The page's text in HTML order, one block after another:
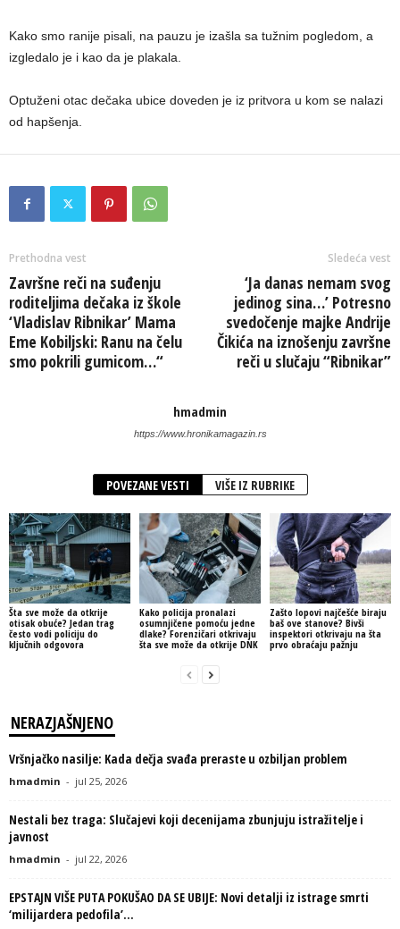
Kako smo ranije pisali, na pauzu je izašla sa tužnim pogledom, a
izgledalo je i kao da je plakala.
Optuženi otac dečaka ubice doveden je iz pritvora u kom se nalazi
od hapšenja.
Prethodna vest
Završne reči na suđenju
roditeljima dečaka iz škole
‘Vladislav Ribnikar’ Mama
Eme Kobiljski: Ranu na čelu
smo pokrili gumicom…“
Sledeća vest
‘Ja danas nemam svog
jedinog sina…’ Potresno
svedočenje majke Andrije
Čikića na iznošenju završne
reči u slučaju “Ribnikar”
hmadmin
https://www.hronikamagazin.rs
POVEZANE VESTI VIŠE IZ RUBRIKE
Šta sve može da otkrije
otisak obuće? Jedan trag
često vodi policiju do
ključnih odgovora
Kako policija pronalazi
osumnjičene pomoću jedne
dlake? Forenzičari otkrivaju
šta sve može da otkrije DNK
Zašto lopovi najčešće biraju
baš ove stanove? Bivši
inspektori otkrivaju na šta
prvo obraćaju pažnju
NERAZJAŠNJENO
Vršnjačko nasilje: Kada dečja svađa preraste u ozbiljan problem
hmadmin - jul 25, 2026
Nestali bez traga: Slučajevi koji decenijama zbunjuju istražitelje i
javnost
hmadmin - jul 22, 2026
EPSTAJN VIŠE PUTA POKUŠAO DA SE UBIJE: Novi detalji iz istrage smrti
‘milijardera pedofila’...